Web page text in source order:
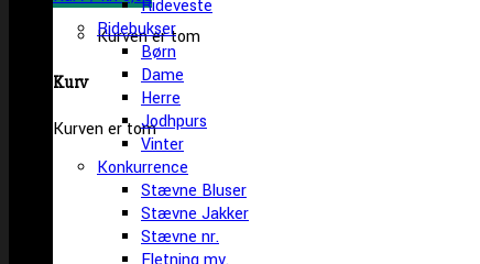
Kurven er tom
Kurv
Kurven er tom
Rideveste
Ridebukser
Børn
Dame
Herre
Jodhpurs
Vinter
Konkurrence
Stævne Bluser
Stævne Jakker
Stævne nr.